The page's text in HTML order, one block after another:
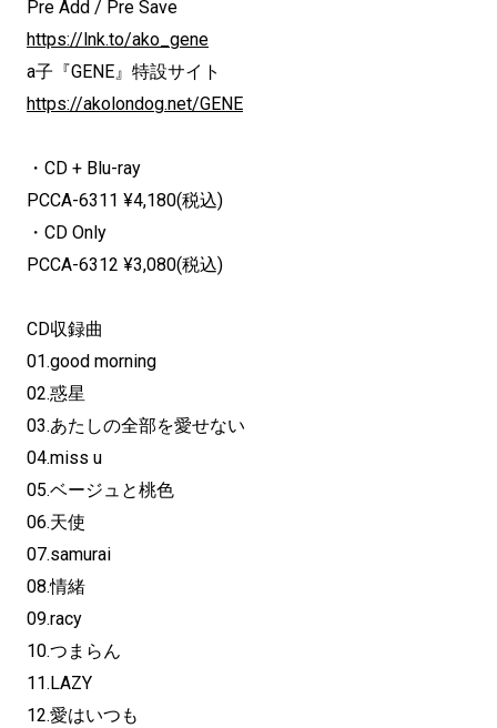
Pre Add / Pre Save
https://lnk.to/ako_gene
a子『GENE』特設サイト
https://akolondog.net/GENE
・CD + Blu-ray
PCCA-6311 ¥4,180(税込)
・CD Only
PCCA-6312 ¥3,080(税込)
CD収録曲
01.good morning
02.惑星
03.あたしの全部を愛せない
04.miss u
05.ベージュと桃色
06.天使
07.samurai
08.情緒
09.racy
10.つまらん
11.LAZY
12.愛はいつも